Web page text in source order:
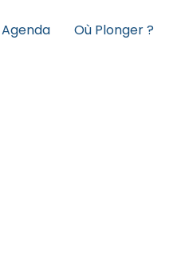
Agenda Où Plonger ?